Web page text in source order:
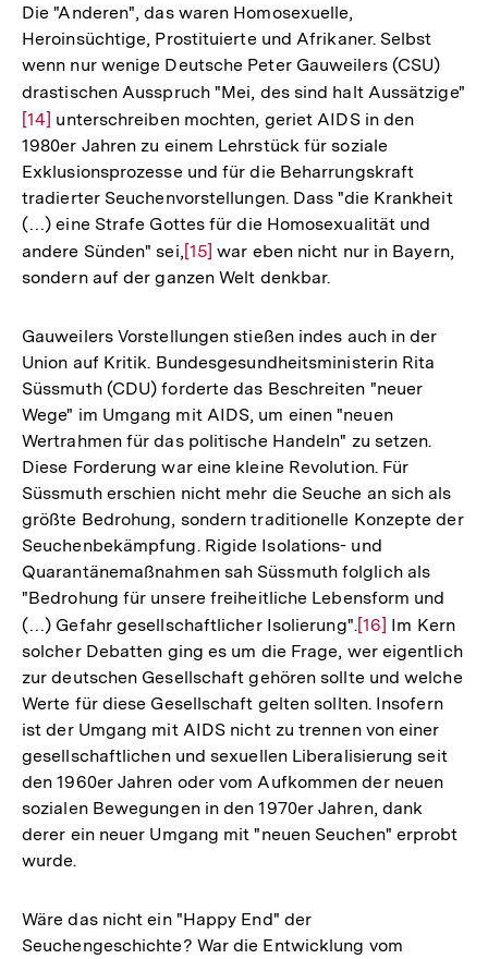
Die "Anderen", das waren Homosexuelle,
Heroinsüchtige, Prostituierte und Afrikaner. Selbst
wenn nur wenige Deutsche Peter Gauweilers (CSU)
drastischen Ausspruch "Mei, des sind halt Aussätzige"
[14] unterschreiben mochten, geriet AIDS in den
1980er Jahren zu einem Lehrstück für soziale
Exklusionsprozesse und für die Beharrungskraft
tradierter Seuchenvorstellungen. Dass "die Krankheit
(…) eine Strafe Gottes für die Homosexualität und
andere Sünden" sei,Zur
Auflösung
Fußnote
[15] war eben nicht nur in Bayern,
sondern auf der ganzen Welt denkbar.
Gauweilers Vorstellungen stießen indes auch in der
Union auf Kritik. Bundesgesundheitsministerin Rita
Süssmuth (CDU) forderte das Beschreiten "neuer
Wege" im Umgang mit AIDS, um einen "neuen
Wertrahmen für das politische Handeln" zu setzen.
Diese Forderung war eine kleine Revolution. Für
Süssmuth erschien nicht mehr die Seuche an sich als
größte Bedrohung, sondern traditionelle Konzepte der
Seuchenbekämpfung. Rigide Isolations- und
Quarantänemaßnahmen sah Süssmuth folglich als
"Bedrohung für unsere freiheitliche Lebensform und
(…) Gefahr gesellschaftlicher Isolierung".Zur
Auflösung
der
Fußnote
[16] Im Kern
solcher Debatten ging es um die Frage, wer eigentlich
zur deutschen Gesellschaft gehören sollte und welche
Werte für diese Gesellschaft gelten sollten. Insofern
ist der Umgang mit AIDS nicht zu trennen von einer
gesellschaftlichen und sexuellen Liberalisierung seit
den 1960er Jahren oder vom Aufkommen der neuen
sozialen Bewegungen in den 1970er Jahren, dank
derer ein neuer Umgang mit "neuen Seuchen" erprobt
wurde.
Wäre das nicht ein "Happy End" der
Seuchengeschichte? War die Entwicklung vom